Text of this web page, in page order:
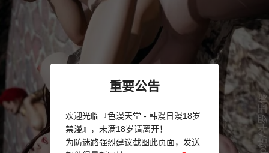
重要公告
欢迎光临『色漫天堂 - 韩漫日漫18岁
禁漫』，未满18岁请离开！
为防迷路强烈建议截图此页面，发送